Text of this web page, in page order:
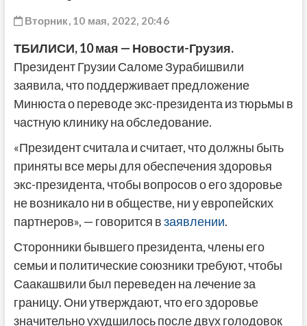
Вторник, 10 мая, 2022, 20:46
ТБИЛИСИ, 10 мая — Новости-Грузия.
Президент Грузии Саломе Зурабишвили
заявила, что поддерживает предложение
Минюста о переводе экс-президента из тюрьмы в
частную клинику на обследование.
«Президент считала и считает, что должны быть
приняты все меры для обеспечения здоровья
экс-президента, чтобы вопросов о его здоровье
не возникало ни в обществе, ни у европейских
партнеров», — говорится взаявлении.
Сторонники бывшего президента, члены его
семьи и политические союзники требуют, чтобы
Саакашвили был переведен на лечение за
границу. Они утверждают, что его здоровье
значительно ухудшилось после двух голодовок